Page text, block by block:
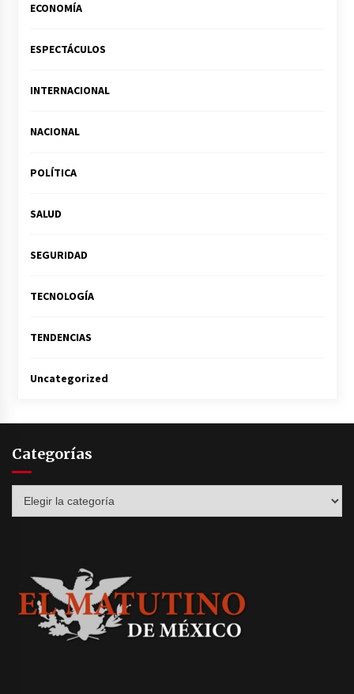
ECONOMÍA
ESPECTÁCULOS
INTERNACIONAL
NACIONAL
POLÍTICA
SALUD
SEGURIDAD
TECNOLOGÍA
TENDENCIAS
Uncategorized
Categorías